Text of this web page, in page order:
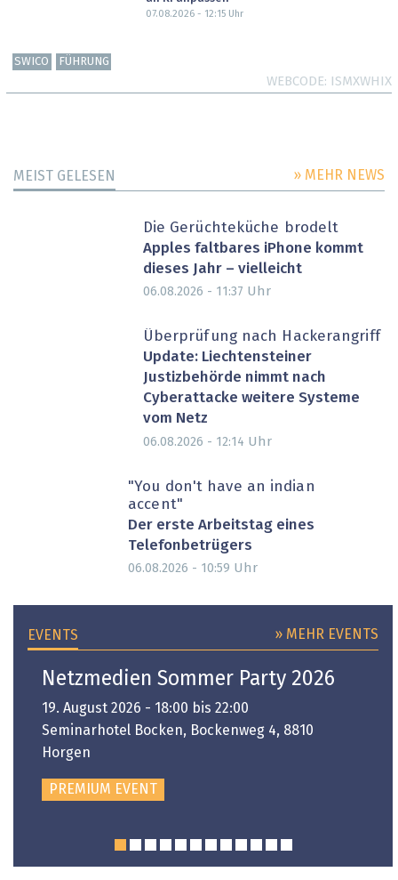
07.08.2026 - 12:15Uhr
SWICO FÜHRUNG
WEBCODE ISMXWHIX
MEIST GELESEN » MEHR NEWS
Die Gerüchteküche brodelt
Apples faltbares iPhone kommt
dieses Jahr – vielleicht
06.08.2026 - 11:37 Uhr
Überprüfung nach Hackerangriff
Update: Liechtensteiner
Justizbehörde nimmt nach
Cyberattacke weitere Systeme
vom Netz
06.08.2026 - 12:14 Uhr
"You don't have an indian
accent"
Der erste Arbeitstag eines
Telefonbetrügers
06.08.2026 - 10:59 Uhr
EVENTS » MEHR EVENTS
Netzmedien Sommer Party 2026
19. August 2026 - 18:00 bis 22:00
Seminarhotel Bocken, Bockenweg 4, 8810
Horgen
PREMIUM EVENT